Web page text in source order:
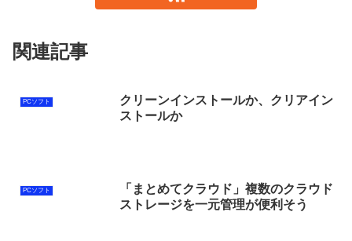
関連記事
PCソフト
クリーンインストールか、クリアイン
ストールか
PCソフト
「まとめてクラウド」複数のクラウド
ストレージを一元管理が便利そう